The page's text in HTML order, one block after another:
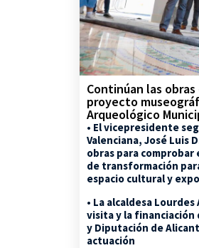
Continúan las
proyecto
Arqueológico
• El vicepresidente
Valenciana, José Luis
obras para comprobar
de transformación
espacio cultural y
• La alcaldesa
visita y la financiación
y Diputación de
actuación